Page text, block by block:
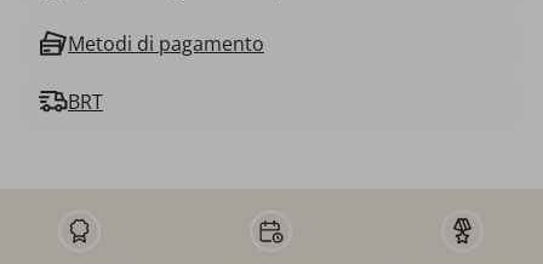
Metodi di pagamento
BRT